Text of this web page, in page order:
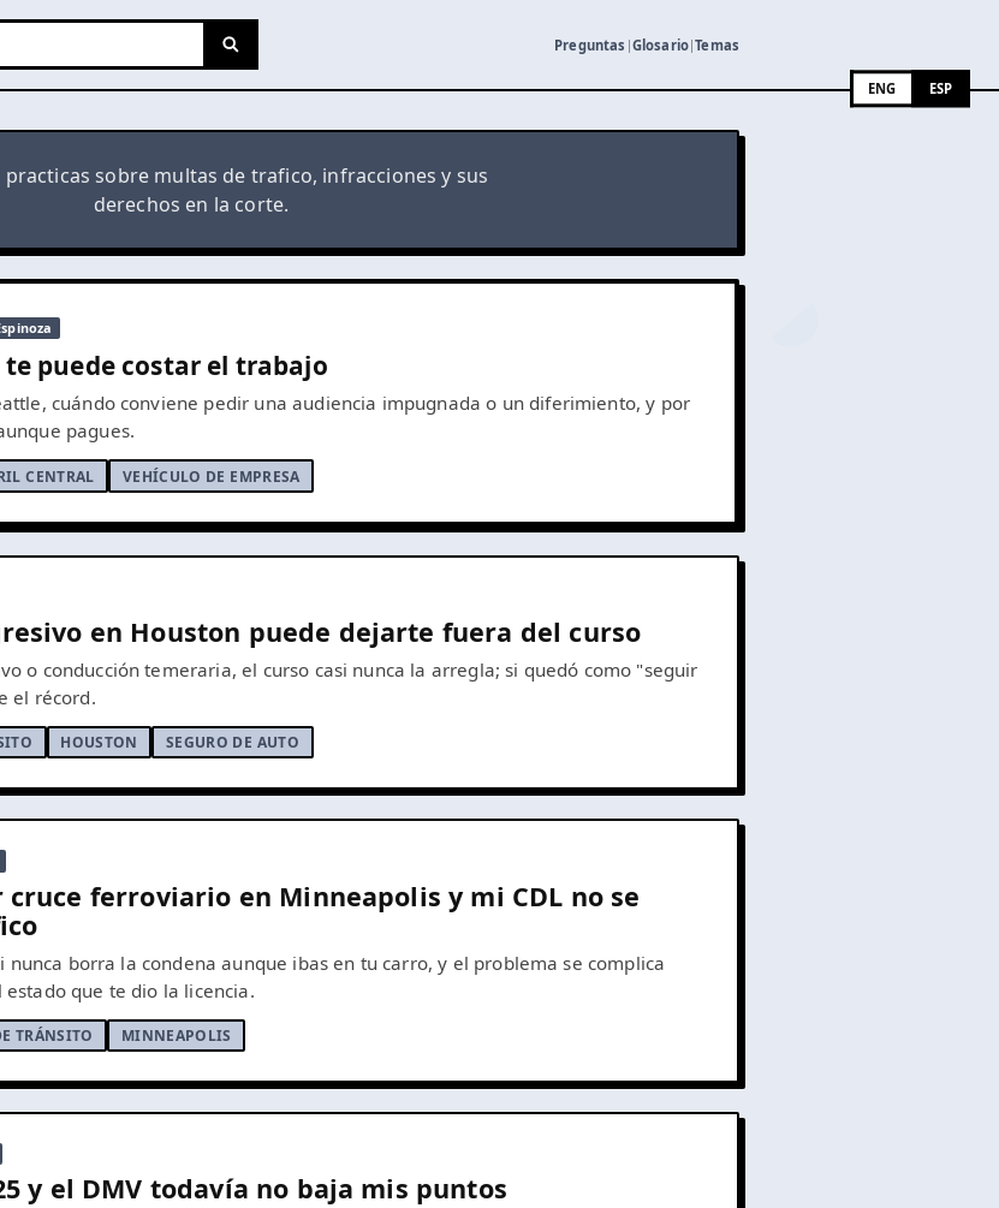
Preguntas |Glosario|Temas
ENG ESP
practicas sobre multas de trafico, infracciones y sus
derechos en la corte.
puede costar el trabajo
cuándo conviene pedir una audiencia impugnada o un diferimiento, y por
pagues.
CENTRAL VEHÍCULO DE EMPRESA
en Houston puede dejarte fuera del curso
o conducción temeraria, el curso casi nunca la arregla; si quedó como "seguir
el récord.
HOUSTON SEGURO DE AUTO
ferroviario en Minneapolis y mi CDL no se
nunca borra la condena aunque ibas en tu carro, y el problema se complica
que te dio la licencia.
TRÁNSITO MINNEAPOLIS
y el DMV todavía no baja mis puntos